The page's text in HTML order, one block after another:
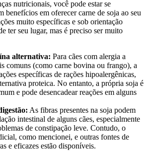
nutricionais, você pode estar se
benefícios em oferecer carne de soja ao seu
muito específicas e sob orientação
ter seu lugar, mas é preciso ser muito
alternativa: Para cães com alergia a
comuns (como carne bovina ou frango), a
específicas de rações hipoalergênicas,
proteica. No entanto, a própria soja é
e pode desencadear reações em alguns
As fibras presentes na soja podem
intestinal de alguns cães, especialmente
de constipação leve. Contudo, o
como mencionei, e outras fontes de
e eficazes estão disponíveis.